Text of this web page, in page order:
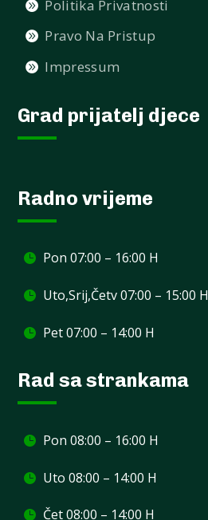
Politika Privatnosti
Pravo Na Pristup
Impressum
Grad prijatelj djece
Radno vrijeme
Pon 07:00 – 16:00 H
Uto,Srij,Četv 07:00 – 15:00 H
Pet 07:00 – 14:00 H
Rad sa strankama
Pon 08:00 – 16:00 H
Uto 08:00 – 14:00 H
Čet 08:00 – 14:00 H